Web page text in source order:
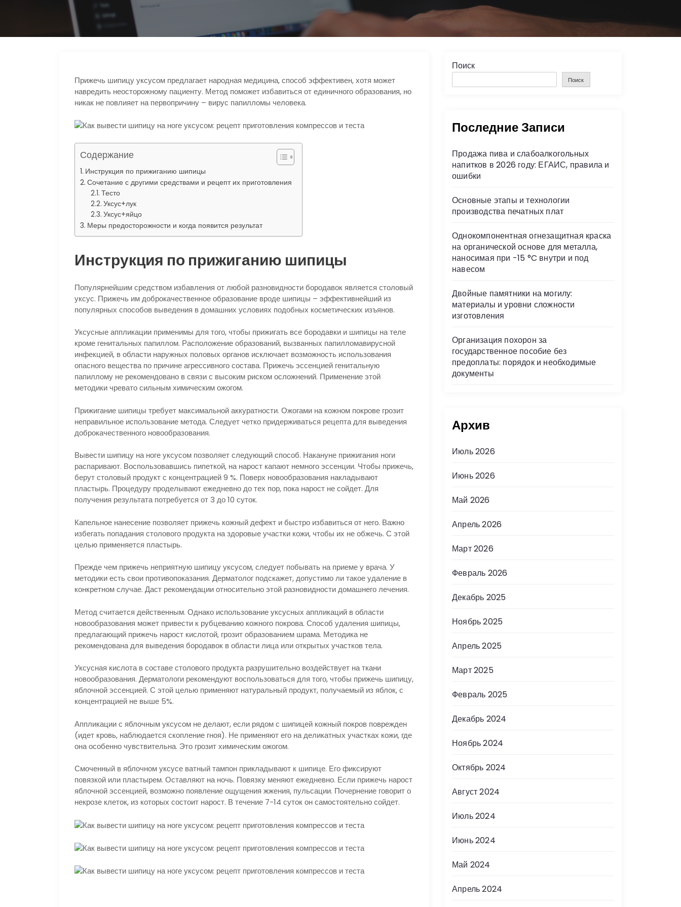
Прижечь шипицу уксусом предлагает народная медицина, способ эффективен, хотя может
навредить неосторожному пациенту. Метод поможет избавиться от единичного образования, но
никак не повлияет на первопричину – вирус папилломы человека.
Содержание
Инструкция по прижиганию шипицы
Сочетание с другими средствами и рецепт их приготовления
Тесто
Уксус+лук
Уксус+яйцо
Меры предосторожности и когда появится результат
Инструкция по прижиганию шипицы
Популярнейшим средством избавления от любой разновидности бородавок является столовый
уксус. Прижечь им доброкачественное образование вроде шипицы – эффективнейший из
популярных способов выведения в домашних условиях подобных косметических изъянов.
Уксусные аппликации применимы для того, чтобы прижигать все бородавки и шипицы на теле
кроме генитальных папиллом. Расположение образований, вызванных папилломавирусной
инфекцией, в области наружных половых органов исключает возможность использования
опасного вещества по причине агрессивного состава. Прижечь эссенцией генитальную
папиллому не рекомендовано в связи с высоким риском осложнений. Применение этой
методики чревато сильным химическим ожогом.
Прижигание шипицы требует максимальной аккуратности. Ожогами на кожном покрове грозит
неправильное использование метода. Следует четко придерживаться рецепта для выведения
доброкачественного новообразования.
Вывести шипицу на ноге уксусом позволяет следующий способ. Накануне прижигания ноги
распаривают. Воспользовавшись пипеткой, на нарост капают немного эссенции. Чтобы прижечь,
берут столовый продукт с концентрацией 9 %. Поверх новообразования накладывают
пластырь. Процедуру проделывают ежедневно до тех пор, пока нарост не сойдет. Для
получения результата потребуется от 3 до 10 суток.
Капельное нанесение позволяет прижечь кожный дефект и быстро избавиться от него. Важно
избегать попадания столового продукта на здоровые участки кожи, чтобы их не обжечь. С этой
целью применяется пластырь.
Прежде чем прижечь неприятную шипицу уксусом, следует побывать на приеме у врача. У
методики есть свои противопоказания. Дерматолог подскажет, допустимо ли такое удаление в
конкретном случае. Даст рекомендации относительно этой разновидности домашнего лечения.
Метод считается действенным. Однако использование уксусных аппликаций в области
новообразования может привести к рубцеванию кожного покрова. Способ удаления шипицы,
предлагающий прижечь нарост кислотой, грозит образованием шрама. Методика не
рекомендована для выведения бородавок в области лица или открытых участков тела.
Уксусная кислота в составе столового продукта разрушительно воздействует на ткани
новообразования. Дерматологи рекомендуют воспользоваться для того, чтобы прижечь шипицу,
яблочной эссенцией. С этой целью применяют натуральный продукт, получаемый из яблок, с
концентрацией не выше 5%.
Аппликации с яблочным уксусом не делают, если рядом с шипицей кожный покров поврежден
(идет кровь, наблюдается скопление гноя). Не применяют его на деликатных участках кожи, где
она особенно чувствительна. Это грозит химическим ожогом.
Смоченный в яблочном уксусе ватный тампон прикладывают к шипице. Его фиксируют
повязкой или пластырем. Оставляют на ночь. Повязку меняют ежедневно. Если прижечь нарост
яблочной эссенцией, возможно появление ощущения жжения, пульсации. Почернение говорит о
некрозе клеток, из которых состоит нарост. В течение 7-14 суток он самостоятельно сойдет.
Поиск
Поиск
Последние Записи
Продажа пива и слабоалкогольных
напитков в 2026 году: ЕГАИС, правила и
ошибки
Основные этапы и технологии
производства печатных плат
Однокомпонентная огнезащитная краска
на органической основе для металла,
наносимая при -15 °C внутри и под
навесом
Двойные памятники на могилу:
материалы и уровни сложности
изготовления
Организация похорон за
государственное пособие без
предоплаты: порядок и необходимые
документы
Архив
Июль 2026
Июнь 2026
Май 2026
Апрель 2026
Март 2026
Февраль 2026
Декабрь 2025
Ноябрь 2025
Апрель 2025
Март 2025
Февраль 2025
Декабрь 2024
Ноябрь 2024
Октябрь 2024
Август 2024
Июль 2024
Июнь 2024
Май 2024
Апрель 2024